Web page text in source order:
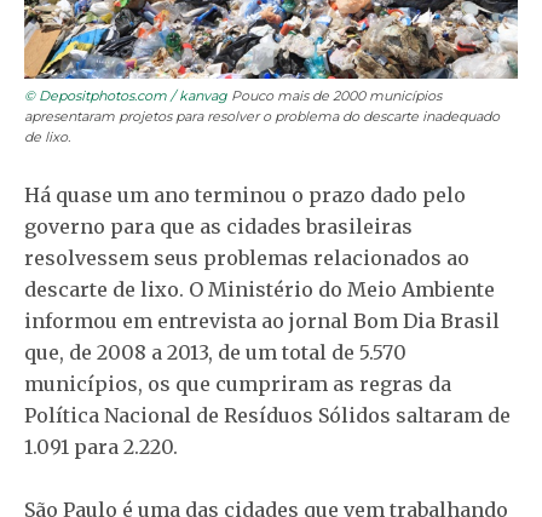
© Depositphotos.com / kanvag Pouco mais de 2000 municípios
apresentaram projetos para resolver o problema do descarte inadequado
de lixo.
Há quase um ano terminou o prazo dado pelo
governo para que as cidades brasileiras
resolvessem seus problemas relacionados ao
descarte de lixo. O Ministério do Meio Ambiente
informou em entrevista ao jornal Bom Dia Brasil
que, de 2008 a 2013, de um total de 5.570
municípios, os que cumpriram as regras da
Política Nacional de Resíduos Sólidos saltaram de
1.091 para 2.220.
São Paulo é uma das cidades que vem trabalhando